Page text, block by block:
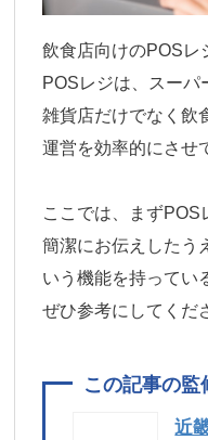
飲食店向けのPOSレ
POSレジは、スー
雑貨店だけでなく飲
運営を効率的にさせ
ここでは、まずPOS
簡潔にお伝えしたう
いう機能を持ってい
ぜひ参考にしてくだ
近